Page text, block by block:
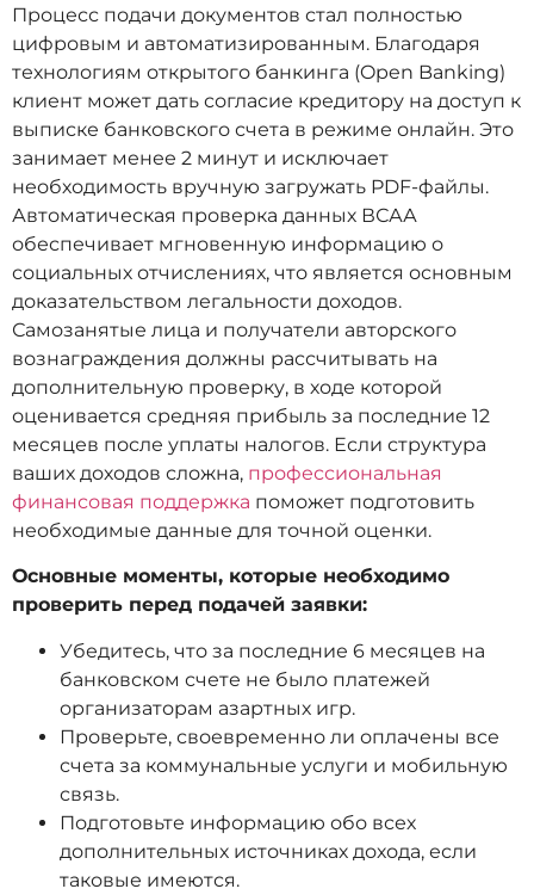
Процесс подачи документов стал полностью
цифровым и автоматизированным. Благодаря
технологиям открытого банкинга (Open Banking)
клиент может дать согласие кредитору на доступ к
выписке банковского счета в режиме онлайн. Это
занимает менее 2 минут и исключает
необходимость вручную загружать PDF-файлы.
Автоматическая проверка данных ВСАА
обеспечивает мгновенную информацию о
социальных отчислениях, что является основным
доказательством легальности доходов.
Самозанятые лица и получатели авторского
вознаграждения должны рассчитывать на
дополнительную проверку, в ходе которой
оценивается средняя прибыль за последние 12
месяцев после уплаты налогов. Если структура
ваших доходов сложна, профессиональная
финансовая поддержка поможет подготовить
необходимые данные для точной оценки.
Основные моменты, которые необходимо
проверить перед подачей заявки:
Убедитесь, что за последние 6 месяцев на
банковском счете не было платежей
организаторам азартных игр.
Проверьте, своевременно ли оплачены все
счета за коммунальные услуги и мобильную
связь.
Подготовьте информацию обо всех
дополнительных источниках дохода, если
таковые имеются.